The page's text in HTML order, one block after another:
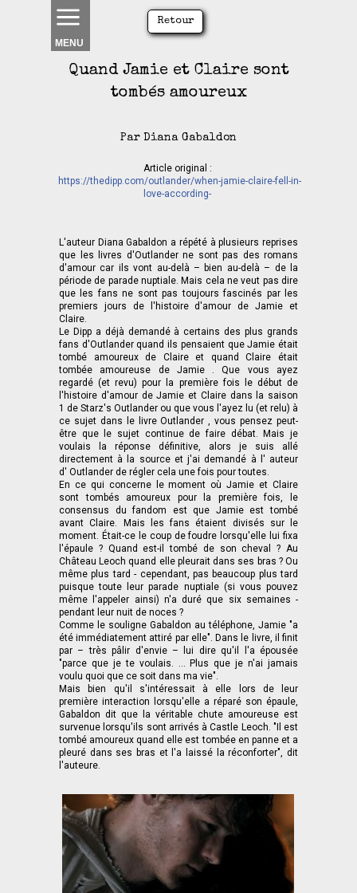
MENU
Quand Jamie et Claire sont
tombés amoureux
Par Diana Gabaldon
Article original :
https://thedipp.com/outlander/when-jamie-claire-fell-in-
love-according-
L'auteur Diana Gabaldon a répété à plusieurs reprises
que les livres d'Outlander ne sont pas des romans
d'amour car ils vont au-delà – bien au-delà – de la
période de parade nuptiale. Mais cela ne veut pas dire
que les fans ne sont pas toujours fascinés par les
premiers jours de l'histoire d'amour de Jamie et
Claire.
Le Dipp a déjà demandé à certains des plus grands
fans d'Outlander quand ils pensaient que Jamie était
tombé amoureux de Claire et quand Claire était
tombée amoureuse de Jamie . Que vous ayez
regardé (et revu) pour la première fois le début de
l'histoire d'amour de Jamie et Claire dans la saison
1 de Starz's Outlander ou que vous l'ayez lu (et relu) à
ce sujet dans le livre Outlander , vous pensez peut-
être que le sujet continue de faire débat. Mais je
voulais la réponse définitive, alors je suis allé
directement à la source et j'ai demandé à l' auteur
d' Outlander de régler cela une fois pour toutes.
En ce qui concerne le moment où Jamie et Claire
sont tombés amoureux pour la première fois, le
consensus du fandom est que Jamie est tombé
avant Claire. Mais les fans étaient divisés sur le
moment. Était-ce le coup de foudre lorsqu'elle lui fixa
l'épaule ? Quand est-il tombé de son cheval ? Au
Château Leoch quand elle pleurait dans ses bras ? Ou
même plus tard - cependant, pas beaucoup plus tard
puisque toute leur parade nuptiale (si vous pouvez
même l'appeler ainsi) n'a duré que six semaines -
pendant leur nuit de noces ?
Comme le souligne Gabaldon au téléphone, Jamie "a
été immédiatement attiré par elle". Dans le livre, il finit
par – très pâlir d'envie – lui dire qu'il l'a épousée
"parce que je te voulais. … Plus que je n'ai jamais
voulu quoi que ce soit dans ma vie".
Mais bien qu'il s'intéressait à elle lors de leur
première interaction lorsqu'elle a réparé son épaule,
Gabaldon dit que la véritable chute amoureuse est
survenue lorsqu'ils sont arrivés à Castle Leoch. "Il est
tombé amoureux quand elle est tombée en panne et a
pleuré dans ses bras et l'a laissé la réconforter", dit
l'auteure.
Retour